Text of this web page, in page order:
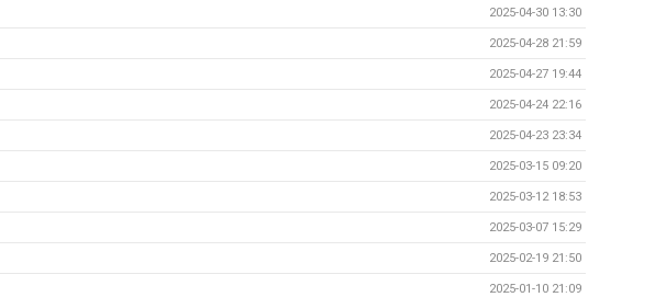
2025-04-30 13:30
2025-04-28 21:59
2025-04-27 19:44
2025-04-24 22:16
2025-04-23 23:34
2025-03-15 09:20
2025-03-12 18:53
2025-03-07 15:29
2025-02-19 21:50
2025-01-10 21:09